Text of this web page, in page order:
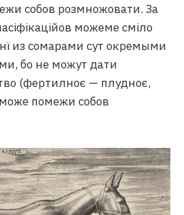
собов розмножовати. За
можеме сміло
из сомарами сут окремыми
бо не можут дати
(фертилноє — плудноє,
помежи собов